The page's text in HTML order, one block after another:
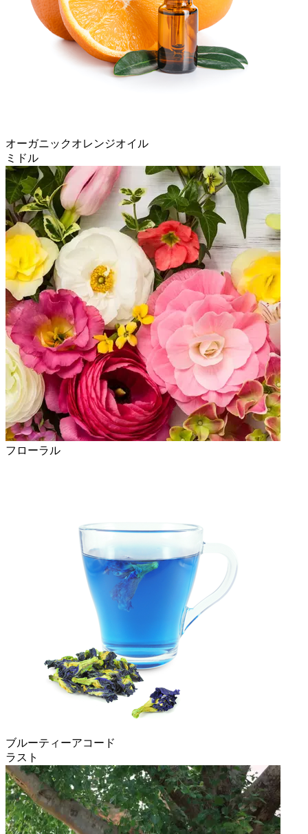
オーガニックオレンジオイル
ミドル
フローラル
ブルーティーアコード
ラスト